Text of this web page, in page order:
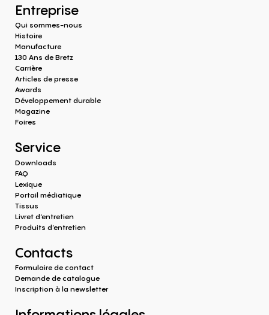
Entreprise
Qui sommes-nous
Histoire
Manufacture
130 Ans de Bretz
Carrière
Articles de presse
Awards
Développement durable
Magazine
Foires
Service
Downloads
FAQ
Lexique
Portail médiatique
Tissus
Livret d’entretien
Produits d‘entretien
Contacts
Formulaire de contact
Demande de catalogue
Inscription à la newsletter